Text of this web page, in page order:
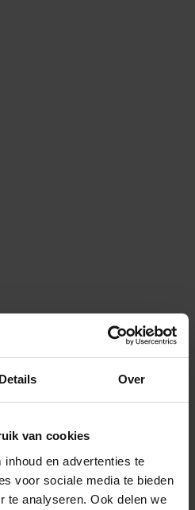
Details Over
van cookies
en advertenties te
voor sociale media te bieden
te analyseren. Ook delen we